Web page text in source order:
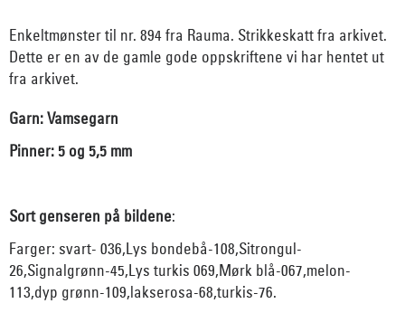
Enkeltmønster til nr. 894 fra Rauma. Strikkeskatt fra arkivet.
Dette er en av de gamle gode oppskriftene vi har hentet ut
fra arkivet.
Garn: Vamsegarn
Pinner: 5 og 5,5 mm
Sort genseren på bildene:
Farger: svart- 036,Lys bondebå-108,Sitrongul-
26,Signalgrønn-45,Lys turkis 069,Mørk blå-067,melon-
113,dyp grønn-109,lakserosa-68,turkis-76.